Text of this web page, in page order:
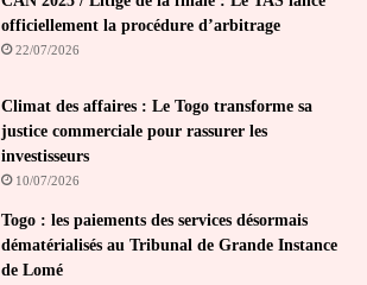
officiellement la procédure d’arbitrage
22/07/2026
Climat des affaires : Le Togo transforme sa
justice commerciale pour rassurer les
investisseurs
10/07/2026
Togo : les paiements des services désormais
dématérialisés au Tribunal de Grande Instance
de Lomé